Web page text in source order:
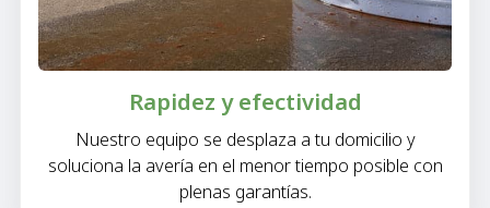
Rapidez y efectividad
Nuestro equipo se desplaza a tu domicilio y
soluciona la avería en el menor tiempo posible con
plenas garantías.